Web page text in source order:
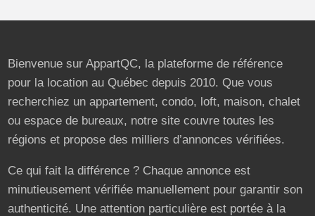
Bienvenue sur AppartQC, la plateforme de référence
pour la location au Québec depuis 2010. Que vous
recherchiez un appartement, condo, loft, maison, chalet
ou espace de bureaux, notre site couvre toutes les
régions et propose des milliers d’annonces vérifiées.
Ce qui fait la différence ? Chaque annonce est
minutieusement vérifiée manuellement pour garantir son
authenticité. Une attention particulière est portée à la